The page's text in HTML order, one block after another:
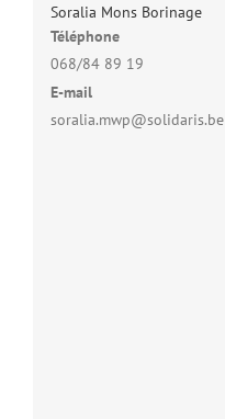
Soralia Mons Borinage
Téléphone
068/84 89 19
E-mail
soralia.mwp@solidaris.be